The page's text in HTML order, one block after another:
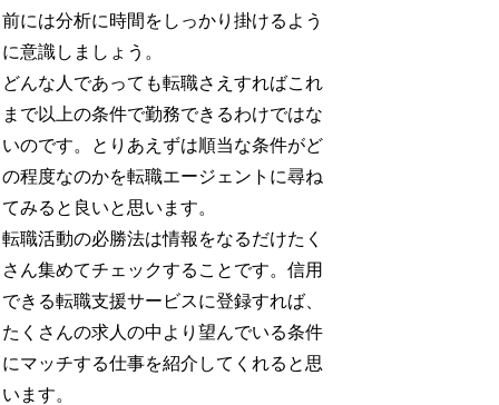
前には分析に時間をしっかり掛けるよう
に意識しましょう。
どんな人であっても転職さえすればこれ
まで以上の条件で勤務できるわけではな
いのです。とりあえずは順当な条件がど
の程度なのかを転職エージェントに尋ね
てみると良いと思います。
転職活動の必勝法は情報をなるだけたく
さん集めてチェックすることです。信用
できる転職支援サービスに登録すれば、
たくさんの求人の中より望んでいる条件
にマッチする仕事を紹介してくれると思
います。